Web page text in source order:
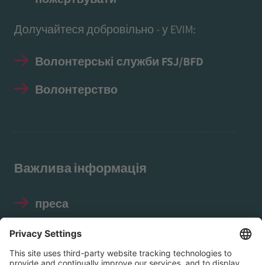
Долучайтеся добровільно - у EVIM:
Волонтерські служби FSJ/BFD
Волонтерство
Важлива інформація
преса
Відбиток
Захист даних